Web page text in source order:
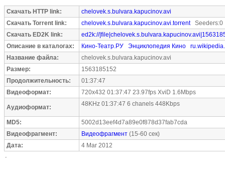
Скачать HTTP link:
chelovek.s.bulvara.kapucinov.avi
Скачать Torrent link:
chelovek.s.bulvara.kapucinov.avi.torrentSeeders:0
Скачать ED2K link:
ed2k://
Описание в каталогах:
Кино-Театр.РУ Энциклопедия Кино
Название файла:
chelovek.s.bulvara.kapucinov.avi
Размер:
1563185152
Продолжительность:
01:37:47
Видеоформат:
720x432 01:37:47 23.97fps XviD 1.6Mbps
Аудиоформат: 48KHz 01:37:47 6 chanels 448Kbps
MD5:
5002d13eef4d7a89e0f878d37fab7cda
Видеофрагмент:
Видеофрагмент (15-60 сек)
Дата:
4 Mar 2012